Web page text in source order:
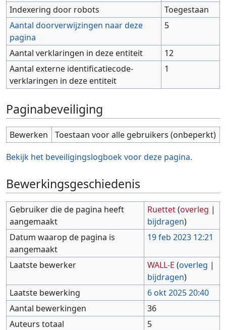
Indexering door robots
Toegestaan
Aantal doorverwijzingen naar deze
pagina
5
Aantal verklaringen in deze entiteit
12
Aantal externe identificatiecode-
verklaringen in deze entiteit
1
Paginabeveiliging
Bewerken
Toestaan voor alle gebruikers (onbeperkt)
Bekijk het beveiligingslogboek voor deze pagina.
Bewerkingsgeschiedenis
Gebruiker die de pagina heeft
aangemaakt
Ruettet(overleg |
bijdragen)
Datum waarop de pagina is
aangemaakt
19 feb 2023 12:21
Laatste bewerker WALL-E (overleg |
bijdragen)
Laatste bewerking
6 okt 2025 20:40
Aantal bewerkingen
36
Auteurs totaal
5